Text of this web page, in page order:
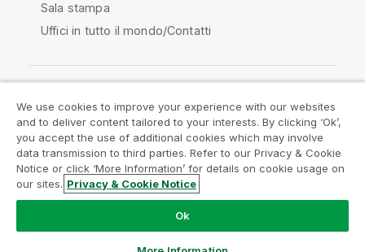
Sala stampa
Uffici in tutto il mondo/Contatti
Qlik Community
Contratti
Termini del prodotto
Legal Policies
Note Legali
Termini di utilizzo
Marchi
Do Not Share My Info
Copyright © 1993-2026 QlikTech International AB. Tutti i
We use cookies to improve your experience with our websites
and to deliver content tailored to your interests. By clicking ‘Ok’,
you accept the use of additional cookies which may involve
data transmission to third parties. Refer to our Privacy & Cookie
Notice or click ‘More Information’ for details on cookie usage on
our sites. Privacy & Cookie Notice
Ok